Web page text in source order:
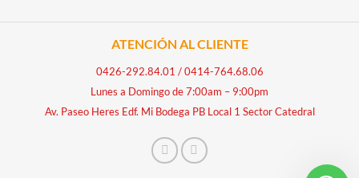
ATENCIÓN AL CLIENTE
0426-292.84.01 /0414-764.68.06
Lunes a Domingo de 7:00am – 9:00pm
Av. Paseo Heres Edf. Mi Bodega PB Local 1 Sector Catedral